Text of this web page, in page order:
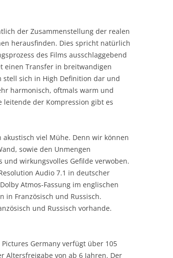
der Zusammenstellung der realen
herausfinden. Dies spricht natürlich
des Films ausschlaggebend
einen Transfer in breitwandigen
stell sich in High Definition dar und
harmonisch, oftmals warm und
leitende der Kompression gibt es
akustisch viel Mühe. Denn wir können
sowie den Unmengen
wirkungsvolles Gefilde verwoben.
Audio 7.1 in deutscher
Atmos-Fassung im englischen
in Französisch und Russisch.
und Russisch vorhande.
Germany verfügt über 105
Altersfreigabe von ab 6 Jahren. Der